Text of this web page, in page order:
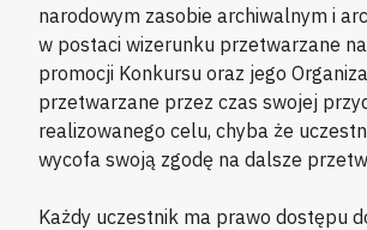
narodowym zasobie archiwalnym i
w postaci wizerunku przetwarzane
promocji Konkursu oraz jego
przetwarzane przez czas swojej
realizowanego celu, chyba że
wycofa swoją zgodę na dalsze
Każdy uczestnik ma prawo dostępu